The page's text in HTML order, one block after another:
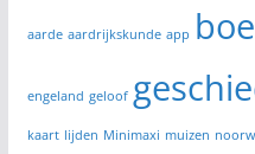
aarde aardrijkskunde app
engeland geloof
kaart lijden Minimaxi muizen